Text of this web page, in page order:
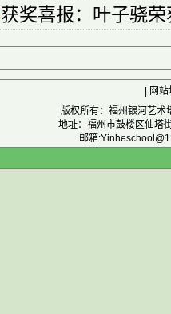
获奖喜报：叶子骁
网
版权所有：福州银河艺
地址：福州市鼓楼区仙
邮箱